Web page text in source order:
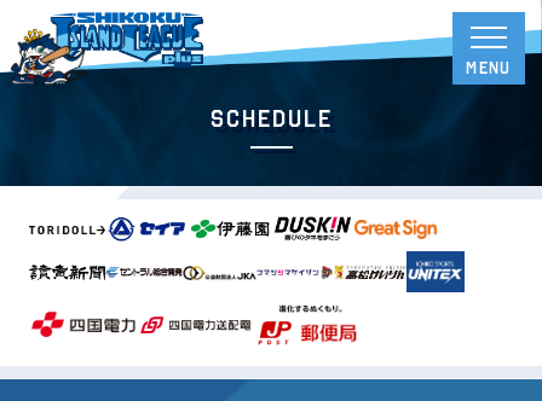
Schedule